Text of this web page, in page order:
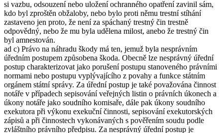
si vazbu, odsouzení nebo uložení ochranného opatření zavinil sám,
kdo byl zproštěn obžaloby, nebo bylo proti němu trestní stíhání
zastaveno jen proto, že není za spáchaný trestný čin trestně
odpovědný, nebo že mu byla udělena milost, anebo že trestný čin
byl amnestován.
ad c) Právo na náhradu škody má ten, jemuž byla nesprávním
úředním postupem způsobena škoda. Obecně lze nesprávný úřední
postup charakterizovat jako porušení postupu stanoveného právními
normami nebo postupu vyplývajícího z povahy a funkce státním
orgánem státní správy. Za úřední postup je také považována činnost
notáře v případech sepisování veřejných listin o právních úkonech a
úkony notáře jako soudního komisaře, dále pak úkony soudního
exekutora při výkonu exekuční činnosti, sepisování exekutorských
zápisů a při činnostech vykonávaných s pověřením soudu podle
zvláštního právního předpisu. Za nesprávný úřední postup je